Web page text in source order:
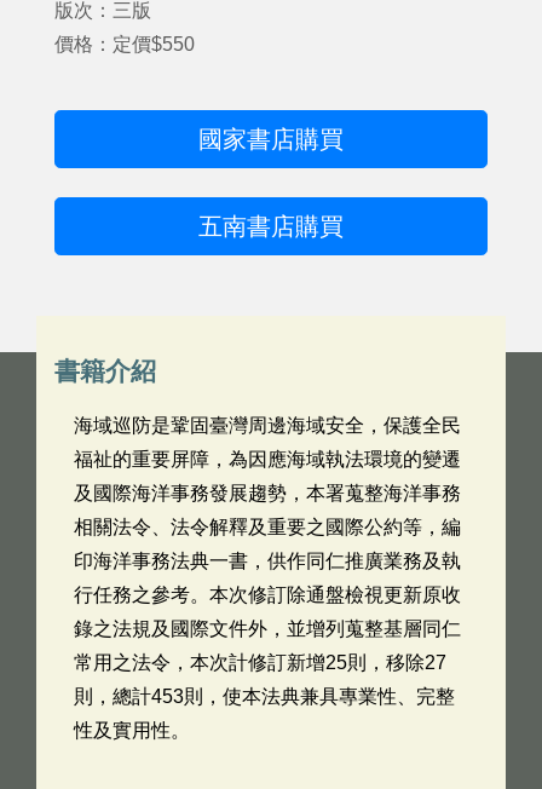
版次：三版
價格：定價$550
國家書店購買
五南書店購買
書籍介紹
海域巡防是鞏固臺灣周邊海域安全，保護全民
福祉的重要屏障，為因應海域執法環境的變遷
及國際海洋事務發展趨勢，本署蒐整海洋事務
相關法令、法令解釋及重要之國際公約等，編
印海洋事務法典一書，供作同仁推廣業務及執
行任務之參考。本次修訂除通盤檢視更新原收
錄之法規及國際文件外，並增列蒐整基層同仁
常用之法令，本次計修訂新增25則，移除27
則，總計453則，使本法典兼具專業性、完整
性及實用性。